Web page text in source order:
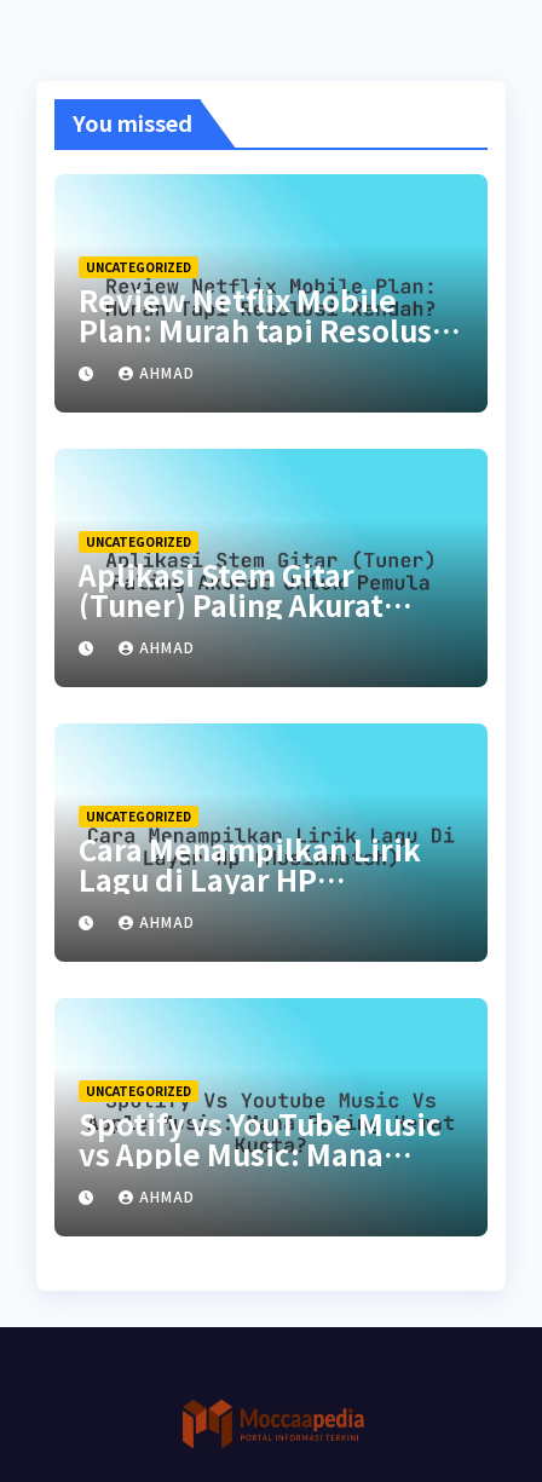
You missed
UNCATEGORIZED
Review Netflix Mobile
Plan: Murah tapi Resolusi
Rendah?
AHMAD
UNCATEGORIZED
Aplikasi Stem Gitar
(Tuner) Paling Akurat
untuk Pemula
AHMAD
UNCATEGORIZED
Cara Menampilkan Lirik
Lagu di Layar HP
(Musixmatch)
AHMAD
UNCATEGORIZED
Spotify vs YouTube Music
vs Apple Music: Mana
Paling Hemat Kuota?
AHMAD